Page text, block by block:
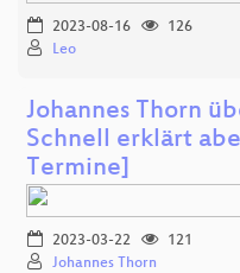
2023-08-16
126
Leo
Johannes Thorn
Schnell erklärt
Termine]
2023-03-22
121
Johannes Thorn